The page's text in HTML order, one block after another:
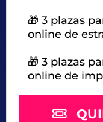
🎁 3 plazas
online de
🎁 3 plazas
online de